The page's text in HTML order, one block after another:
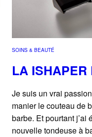
SOINS & BEAUTÉ
LA ISHAPER
Je suis un vrai
manier le couteau de
barbe. Et pourtant j’ai
nouvelle tondeuse à